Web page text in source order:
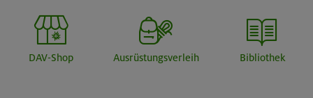
DAV-Shop Ausrüstungsverleih Bibliothek